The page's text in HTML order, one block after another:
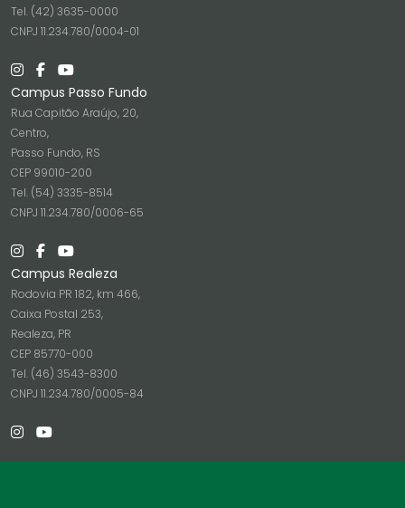
Tel. (42) 3635-0000
CNPJ 11.234.780/0004-01
Campus Passo Fundo
Rua Capitão Araújo, 20,
Centro,
Passo Fundo, RS
CEP 99010-200
Tel. (54) 3335-8514
CNPJ 11.234.780/0006-65
Campus Realeza
Rodovia PR 182, km 466,
Caixa Postal 253,
Realeza, PR
CEP 85770-000
Tel. (46) 3543-8300
CNPJ 11.234.780/0005-84